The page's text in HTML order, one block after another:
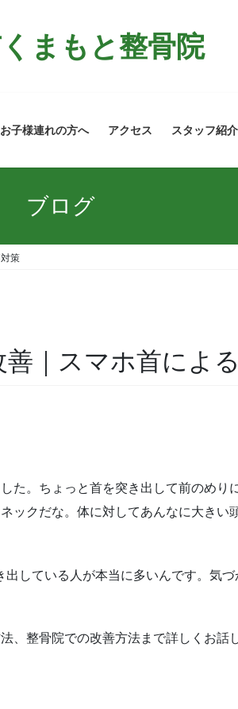
まもと整骨院
お子様連れの方へ アクセス スタッフ紹介
ブログ
策
｜スマホ首によ
た。ちょっと首を突き出して前のめり
ックだな。体に対してあんなに大きい
している人が本当に多いんです。気
整骨院での改善方法まで詳しくお話